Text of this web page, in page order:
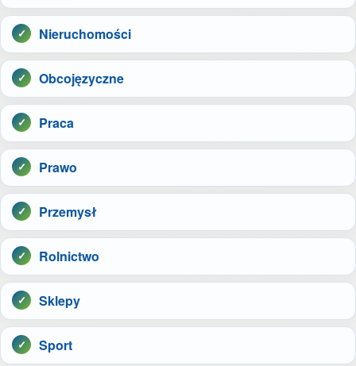
Nieruchomości
Obcojęzyczne
Praca
Prawo
Przemysł
Rolnictwo
Sklepy
Sport